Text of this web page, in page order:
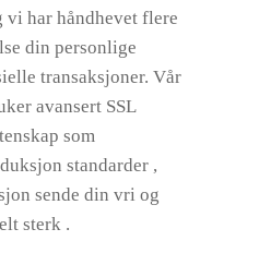
har håndhevet flere
din personlige
transaksjoner. Vår
avansert SSL
som
standarder ,
sende din vri og
sterk .